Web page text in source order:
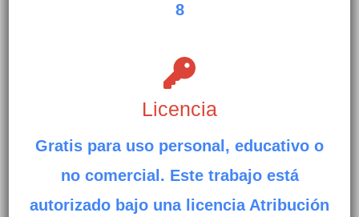
8
Licencia
Gratis para uso personal, educativo o
no comercial. Este trabajo está
autorizado bajo una licencia Atribución